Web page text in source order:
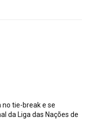
no tie-break e se
da Liga das Nações de